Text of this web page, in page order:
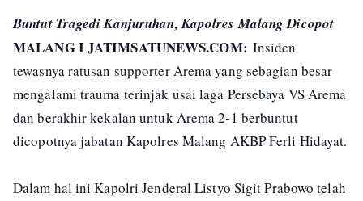
Buntut Tragedi Kanjuruhan, Kapolres Malang Dicopot
MALANG I JATIMSATUNEWS.COM: Insiden
tewasnya ratusan supporter Arema yang sebagian besar
mengalami trauma terinjak usai laga Persebaya VS Arema
dan berakhir kekalan untuk Arema 2-1 berbuntut
dicopotnya jabatan Kapolres Malang AKBP Ferli Hidayat.
Dalam hal ini Kapolri Jenderal Listyo Sigit Prabowo telah